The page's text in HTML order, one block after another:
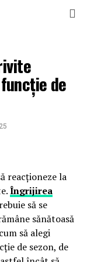
de
reacționeze la
Îngrijirea
să se
sănătoasă
să alegi
de sezon, de